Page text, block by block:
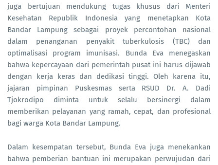
juga bertujuan mendukung tugas khusus dari Menteri
Kesehatan Republik Indonesia yang menetapkan Kota
Bandar Lampung sebagai proyek percontohan nasional
dalam penanganan penyakit tuberkulosis (TBC) dan
optimalisasi program imunisasi. Bunda Eva menegaskan
bahwa kepercayaan dari pemerintah pusat ini harus dijawab
dengan kerja keras dan dedikasi tinggi. Oleh karena itu,
jajaran pimpinan Puskesmas serta RSUD Dr. A. Dadi
Tjokrodipo diminta untuk selalu bersinergi dalam
memberikan pelayanan yang ramah, cepat, dan profesional
bagi warga Kota Bandar Lampung.
Dalam kesempatan tersebut, Bunda Eva juga menekankan
bahwa pemberian bantuan ini merupakan perwujudan dari